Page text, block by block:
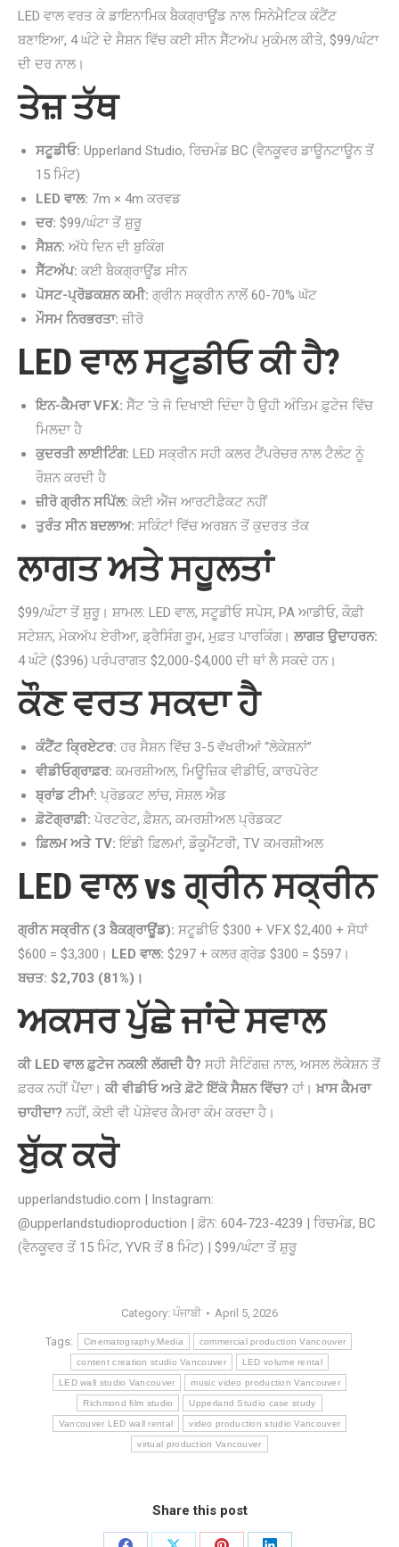
LED ਵਾਲ ਵਰਤ ਕੇ ਡਾਇਨਾਮਿਕ ਬੈਕਗ੍ਰਾਊਂਡ ਨਾਲ ਸਿਨੇਮੈਟਿਕ ਕੰਟੈਂਟ
ਬਣਾਇਆ, 4 ਘੰਟੇ ਦੇ ਸੈਸ਼ਨ ਵਿੱਚ ਕਈ ਸੀਨ ਸੈੱਟਅੱਪ ਮੁਕੰਮਲ ਕੀਤੇ, $99/ਘੰਟਾ
ਦੀ ਦਰ ਨਾਲ।
ਤੇਜ਼ ਤੱਥ
ਸਟੂਡੀਓ: Upperland Studio, ਰਿਚਮੰਡ BC (ਵੈਨਕੂਵਰ ਡਾਊਨਟਾਊਨ ਤੋਂ
15 ਮਿੰਟ)
LED ਵਾਲ: 7m × 4m ਕਰਵਡ
ਦਰ: $99/ਘੰਟਾ ਤੋਂ ਸ਼ੁਰੂ
ਸੈਸ਼ਨ: ਅੱਧੇ ਦਿਨ ਦੀ ਬੁਕਿੰਗ
ਸੈੱਟਅੱਪ: ਕਈ ਬੈਕਗ੍ਰਾਊਂਡ ਸੀਨ
ਪੋਸਟ-ਪ੍ਰੋਡਕਸ਼ਨ ਕਮੀ: ਗ੍ਰੀਨ ਸਕ੍ਰੀਨ ਨਾਲੋਂ 60-70% ਘੱਟ
ਮੌਸਮ ਨਿਰਭਰਤਾ: ਜ਼ੀਰੋ
LED ਵਾਲ ਸਟੂਡੀਓ ਕੀ ਹੈ?
ਇਨ-ਕੈਮਰਾ VFX: ਸੈੱਟ ‘ਤੇ ਜੋ ਦਿਖਾਈ ਦਿੰਦਾ ਹੈ ਉਹੀ ਅੰਤਿਮ ਫ਼ੁਟੇਜ ਵਿੱਚ
ਮਿਲਦਾ ਹੈ
ਕੁਦਰਤੀ ਲਾਈਟਿੰਗ: LED ਸਕ੍ਰੀਨ ਸਹੀ ਕਲਰ ਟੈਂਪਰੇਚਰ ਨਾਲ ਟੈਲੰਟ ਨੂੰ
ਰੌਸ਼ਨ ਕਰਦੀ ਹੈ
ਜ਼ੀਰੋ ਗ੍ਰੀਨ ਸਪਿੱਲ: ਕੋਈ ਐੱਜ ਆਰਟੀਫ਼ੈਕਟ ਨਹੀਂ
ਤੁਰੰਤ ਸੀਨ ਬਦਲਾਅ: ਸਕਿੰਟਾਂ ਵਿੱਚ ਅਰਬਨ ਤੋਂ ਕੁਦਰਤ ਤੱਕ
ਲਾਗਤ ਅਤੇ ਸਹੂਲਤਾਂ
$99/ਘੰਟਾ ਤੋਂ ਸ਼ੁਰੂ। ਸ਼ਾਮਲ: LED ਵਾਲ, ਸਟੂਡੀਓ ਸਪੇਸ, PA ਆਡੀਓ, ਕੌਫ਼ੀ
ਸਟੇਸ਼ਨ, ਮੇਕਅੱਪ ਏਰੀਆ, ਡ੍ਰੈਸਿੰਗ ਰੂਮ, ਮੁਫ਼ਤ ਪਾਰਕਿੰਗ। ਲਾਗਤ ਉਦਾਹਰਨ:
4 ਘੰਟੇ ($396) ਪਰੰਪਰਾਗਤ $2,000-$4,000 ਦੀ ਥਾਂ ਲੈ ਸਕਦੇ ਹਨ।
ਕੌਣ ਵਰਤ ਸਕਦਾ ਹੈ
ਕੰਟੈਂਟ ਕ੍ਰਿਏਟਰ: ਹਰ ਸੈਸ਼ਨ ਵਿੱਚ 3-5 ਵੱਖਰੀਆਂ “ਲੋਕੇਸ਼ਨਾਂ”
ਵੀਡੀਓਗ੍ਰਾਫ਼ਰ: ਕਮਰਸ਼ੀਅਲ, ਮਿਊਜ਼ਿਕ ਵੀਡੀਓ, ਕਾਰਪੋਰੇਟ
ਬ੍ਰਾਂਡ ਟੀਮਾਂ: ਪ੍ਰੋਡਕਟ ਲਾਂਚ, ਸੋਸ਼ਲ ਐਡ
ਫ਼ੋਟੋਗ੍ਰਾਫ਼ੀ: ਪੋਰਟਰੇਟ, ਫ਼ੈਸ਼ਨ, ਕਮਰਸ਼ੀਅਲ ਪ੍ਰੋਡਕਟ
ਫ਼ਿਲਮ ਅਤੇ TV: ਇੰਡੀ ਫ਼ਿਲਮਾਂ, ਡੌਕੂਮੈਂਟਰੀ, TV ਕਮਰਸ਼ੀਅਲ
LED ਵਾਲ vs ਗ੍ਰੀਨ ਸਕ੍ਰੀਨ
ਗ੍ਰੀਨ ਸਕ੍ਰੀਨ (3 ਬੈਕਗ੍ਰਾਊਂਡ): ਸਟੂਡੀਓ $300 + VFX $2,400 + ਸੋਧਾਂ
$600 = $3,300। LED ਵਾਲ: $297 + ਕਲਰ ਗ੍ਰੇਡ $300 = $597।
ਬਚਤ: $2,703 (81%)।
ਅਕਸਰ ਪੁੱਛੇ ਜਾਂਦੇ ਸਵਾਲ
ਕੀ LED ਵਾਲ ਫ਼ੁਟੇਜ ਨਕਲੀ ਲੱਗਦੀ ਹੈ? ਸਹੀ ਸੈਟਿੰਗਜ਼ ਨਾਲ, ਅਸਲ ਲੋਕੇਸ਼ਨ ਤੋਂ
ਫ਼ਰਕ ਨਹੀਂ ਪੈਂਦਾ। ਕੀ ਵੀਡੀਓ ਅਤੇ ਫ਼ੋਟੋ ਇੱਕੋ ਸੈਸ਼ਨ ਵਿੱਚ? ਹਾਂ। ਖ਼ਾਸ ਕੈਮਰਾ
ਚਾਹੀਦਾ? ਨਹੀਂ, ਕੋਈ ਵੀ ਪੇਸ਼ੇਵਰ ਕੈਮਰਾ ਕੰਮ ਕਰਦਾ ਹੈ।
ਬੁੱਕ ਕਰੋ
upperlandstudio.com | Instagram:
@upperlandstudioproduction | ਫ਼ੋਨ: 604-723-4239 | ਰਿਚਮੰਡ, BC
(ਵੈਨਕੂਵਰ ਤੋਂ 15 ਮਿੰਟ, YVR ਤੋਂ 8 ਮਿੰਟ) | $99/ਘੰਟਾ ਤੋਂ ਸ਼ੁਰੂ
Category: ਪੰਜਾਬੀ April 5, 2026
Tags: Cinematography.Media commercial production Vancouver
content creation studio Vancouver LED volume rental
LED wall studio Vancouver music video production Vancouver
Richmond film studio Upperland Studio case study
Vancouver LED wall rental video production studio Vancouver
virtual production Vancouver
Share this post